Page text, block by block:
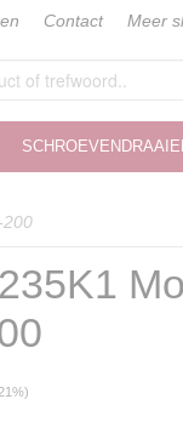
Contact Meer
200